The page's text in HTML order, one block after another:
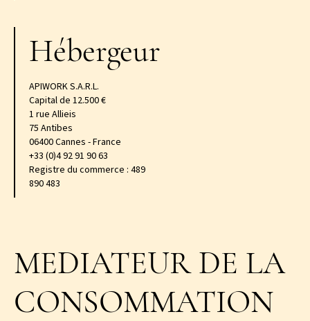
Hébergeur
APIWORK S.A.R.L.
Capital de 12.500 €
1 rue Allieis
75 Antibes
06400 Cannes - France
+33 (0)4 92 91 90 63
Registre du commerce : 489
890 483
MEDIATEUR DE LA
CONSOMMATION